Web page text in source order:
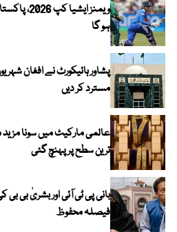
ویمنز
ہو گا
پشاور ہائیکورٹ نے افغان
مسترد کر دیں
ترین سطح پر پہنچ گئی
بانی پی ٹی آئی اور بشریٰ بی
فیصلہ محفوظ